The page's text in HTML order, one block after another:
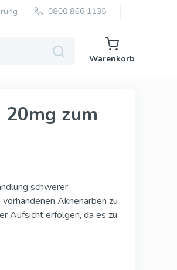
Warenkorb
20mg zum
schwerer
Aknenarben zu
Aufsicht erfolgen, da es zu